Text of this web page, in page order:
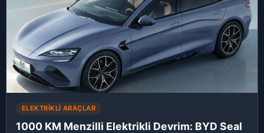
ELEKTRIKLI ARAÇLAR
1000 KM Menzilli Elektrikli Devrim: BYD Seal